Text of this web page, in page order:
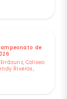
de
Coliseo
Riveros,